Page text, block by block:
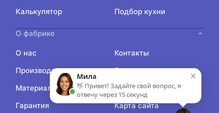
Калькулятор
Подбор кухни
О фабрике
О нас
Контакты
Производство
Блог
Материалы
Отзывы
Гарантия
Карта сайта
×
Мила
👋 Привет! Задайте свой вопрос, я
отвечу через 15 секунд